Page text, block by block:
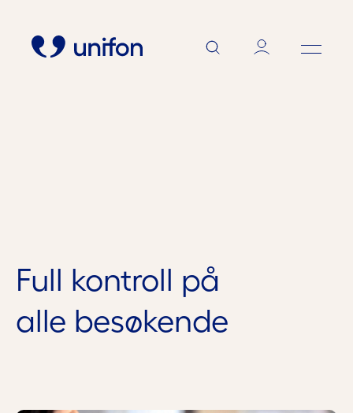
Spørsmål og Svar
Om Unifon
Full kontroll på
alle besøkende